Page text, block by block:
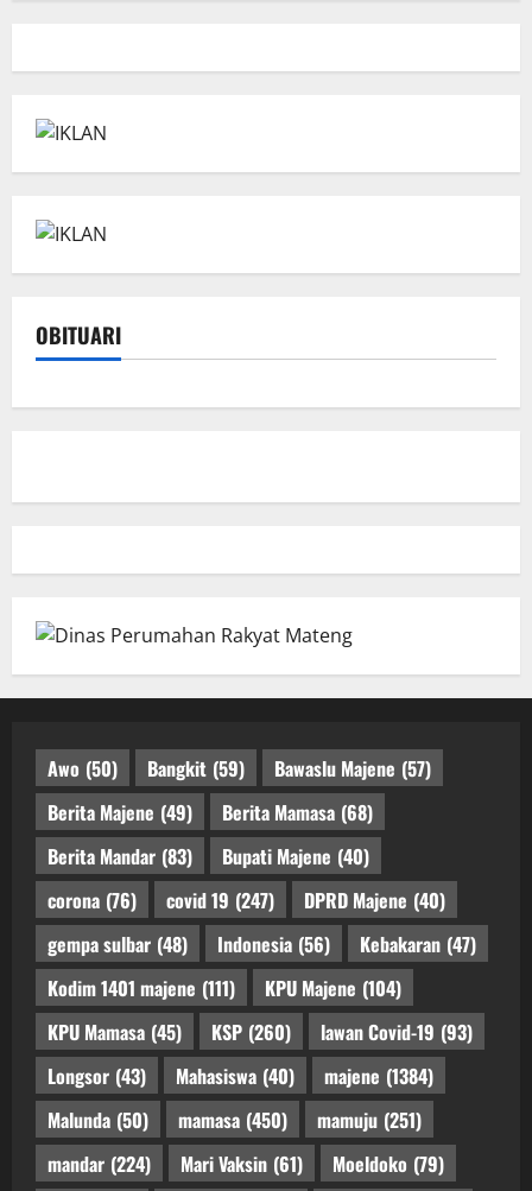
OBITUARI
Awo (50) Bangkit (59) Bawaslu Majene (57)
Berita Majene (49) Berita Mamasa (68)
Berita Mandar (83) Bupati Majene (40)
corona (76) covid 19 (247) DPRD Majene (40)
gempa sulbar (48) Indonesia (56) Kebakaran (47)
Kodim 1401 majene (111) KPU Majene (104)
KPU Mamasa (45) KSP (260) lawan Covid-19 (93)
Longsor (43) Mahasiswa (40) majene (1384)
Malunda (50) mamasa (450) mamuju (251)
mandar (224) Mari Vaksin (61) Moeldoko (79)